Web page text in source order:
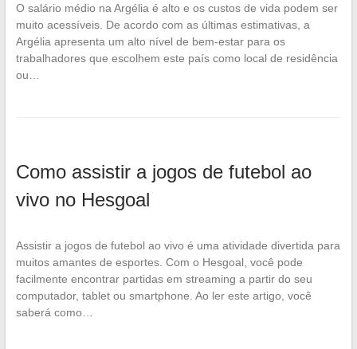
O salário médio na Argélia é alto e os custos de vida podem ser
muito acessíveis. De acordo com as últimas estimativas, a
Argélia apresenta um alto nível de bem-estar para os
trabalhadores que escolhem este país como local de residência
ou…
Como assistir a jogos de futebol ao
vivo no Hesgoal
Assistir a jogos de futebol ao vivo é uma atividade divertida para
muitos amantes de esportes. Com o Hesgoal, você pode
facilmente encontrar partidas em streaming a partir do seu
computador, tablet ou smartphone. Ao ler este artigo, você
saberá como…